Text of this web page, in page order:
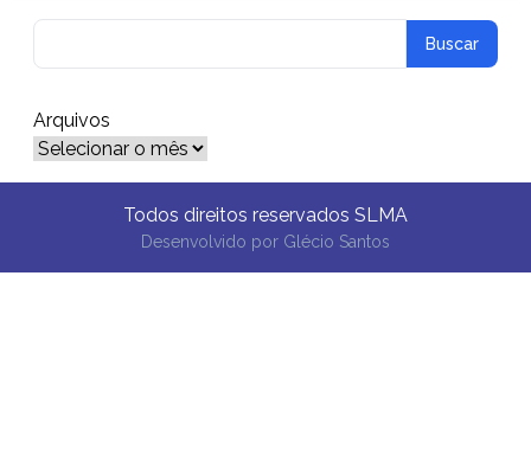
Arquivos
Arquivos
Todos direitos reservados SLMA
Desenvolvido por Glécio Santos